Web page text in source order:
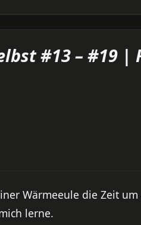
#13 – #19 |
Wärmeeule die Zeit
lerne.